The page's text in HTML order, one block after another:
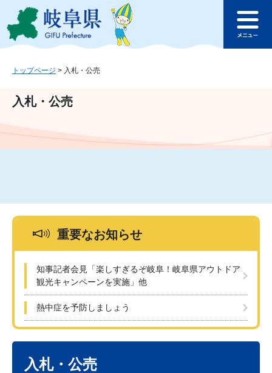
ジ
ュ
文
このページの本文へ
ュ
トップページ > 入札・公売
入札・公売
重要なお知らせ
知事記者会見「楽しすぎるぞ岐阜！岐阜県アウトドア
観光キャンペーンを実施」他
熱中症を予防しましょう
入札・公売